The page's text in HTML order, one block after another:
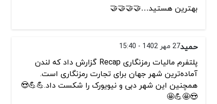
بهترین هستید…🤝🤝🤝🤝
حمید27 مهر 1402 - 15:40
پلتفرم مالیات رمزنگاری Recap گزارش داد که لندن
آماده‌ترین شهر جهان برای تجارت رمزنگاری است.
همچنین این شهر دبی و نیویورک را شکست داد.💪💪😍
😍🤩💪🤩